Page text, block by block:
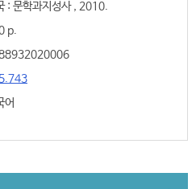
: 문학과지성사 , 2010.
p.
어